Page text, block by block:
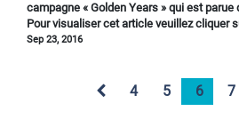
campagne « Golden Years » qui est parue
Pour visualiser cet article veuillez cliquer
Sep 23, 2016
4 5 6 7